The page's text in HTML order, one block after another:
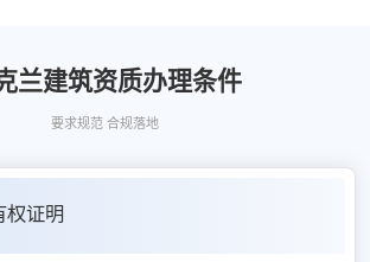
兰建筑资质办理条件
要求规范 合规落地
权证明